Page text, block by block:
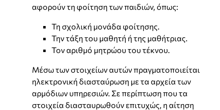
αφορούν τη φοίτηση των παιδιών, όπως:
Τη σχολική μονάδα φοίτησης.
Την τάξη του μαθητή ή της μαθήτριας.
Τον αριθμό μητρώου του τέκνου.
Μέσω των στοιχείων αυτών πραγματοποιείται
ηλεκτρονική διασταύρωση με τα αρχεία των
αρμόδιων υπηρεσιών. Σε περίπτωση που τα
στοιχεία διασταυρωθούν επιτυχώς, η αίτηση